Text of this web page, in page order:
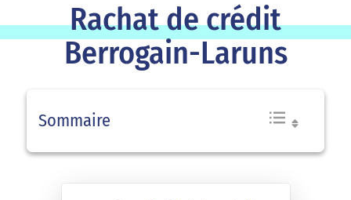
Rachat de crédit
Berrogain-Laruns
Sommaire